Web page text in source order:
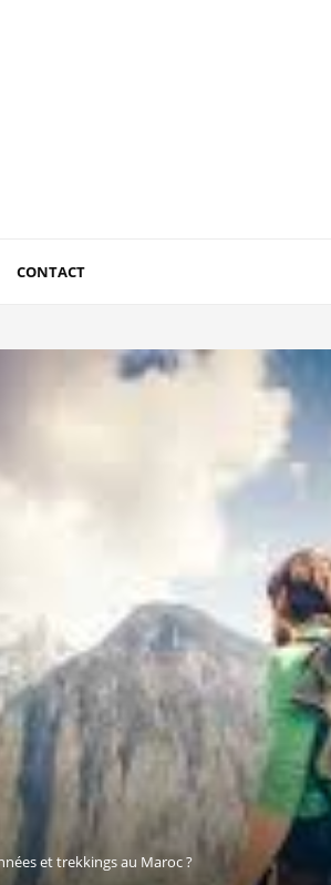
CONTACT
et trekkings au Maroc ?